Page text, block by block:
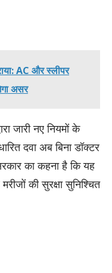
AC और स्लीपर
असर
जारी नए नियमों के
दवा अब बिना डॉक्टर
का कहना है कि यह
की सुरक्षा सुनिश्चित